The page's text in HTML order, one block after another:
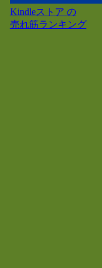
Kindleストア の
売れ筋ランキング